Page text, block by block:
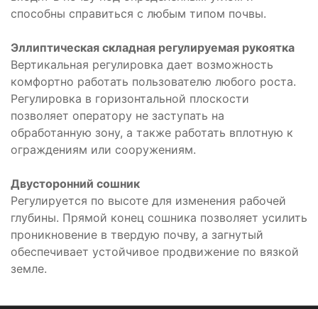
способны справиться с любым типом почвы.
Эллиптическая складная регулируемая рукоятка
Вертикальная регулировка дает возможность
комфортно работать пользователю любого роста.
Регулировка в горизонтальной плоскости
позволяет оператору не заступать на
обработанную зону, а также работать вплотную к
ограждениям или сооружениям.
Двусторонний сошник
Регулируется по высоте для изменения рабочей
глубины. Прямой конец сошника позволяет усилить
проникновение в твердую почву, а загнутый
обеспечивает устойчивое продвижение по вязкой
земле.